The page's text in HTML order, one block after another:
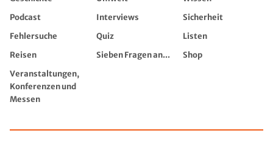
Podcast
Interviews
Sicherheit
Fehlersuche
Quiz
Listen
Reisen
Sieben Fragen an...
Shop
Veranstaltungen,
Konferenzen und
Messen